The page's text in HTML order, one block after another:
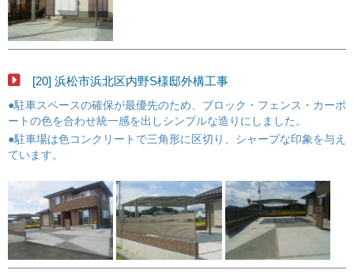
[20] 浜松市浜北区内野S様邸外構工事
●駐車スペースの確保が最優先のため、ブロック・フェンス・カーポ
ートの色を合わせ統一感を出しシンプルな造りにしました。
●駐車場は色コンクリートで三角形に区切り、シャープな印象を与え
ています。